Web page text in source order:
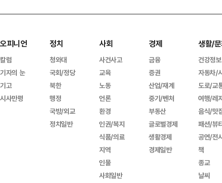
오피니언
칼럼
기자의 눈
기고
시사만평
정치
청와대
국회/정당
북한
행정
국방/외교
정치일반
사회
사건사고
교육
노동
언론
환경
인권/복지
식품/의료
지역
인물
사회일반
경제
금융
증권
산업/재계
중기/벤처
부동산
글로벌경제
생활경제
경제일반
생활/
건강정보
자동차/
도로/교
여행/레
음식/맛
패션/뷰
공연/전
책
종교
날씨